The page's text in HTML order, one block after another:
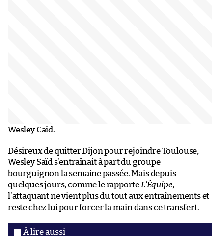
Wesley Caïd.
Désireux de quitter Dijon pour rejoindre Toulouse,
Wesley Saïd s’entraînait à part du groupe
bourguignon la semaine passée. Mais depuis
quelques jours, comme le rapporte L’Équipe,
l’attaquant ne vient plus du tout aux entraînements et
reste chez lui pour forcer la main dans ce transfert.